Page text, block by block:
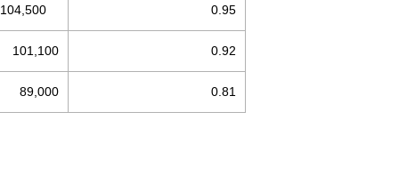
104,500 0.95
101,100 0.92
89,000 0.81